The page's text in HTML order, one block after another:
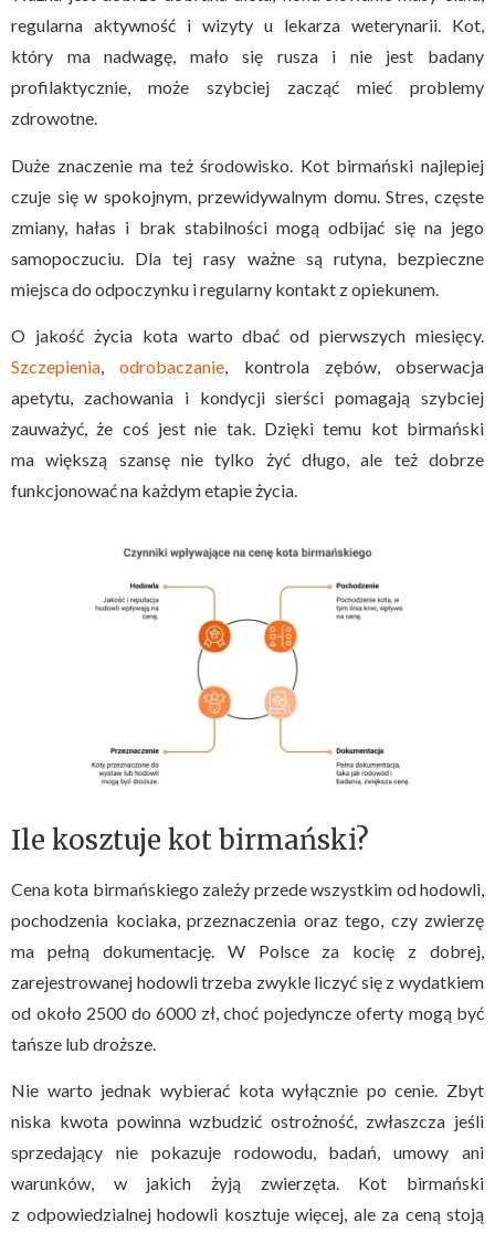
regularna aktywność i wizyty u lekarza weterynarii. Kot,
który ma nadwagę, mało się rusza i nie jest badany
profilaktycznie, może szybciej zacząć mieć problemy
zdrowotne.
Duże znaczenie ma też środowisko. Kot birmański najlepiej
czuje się w spokojnym, przewidywalnym domu. Stres, częste
zmiany, hałas i brak stabilności mogą odbijać się na jego
samopoczuciu. Dla tej rasy ważne są rutyna, bezpieczne
miejsca do odpoczynku i regularny kontakt z opiekunem.
O jakość życia kota warto dbać od pierwszych miesięcy.
Szczepienia,odrobaczanie, kontrola zębów, obserwacja
apetytu, zachowania i kondycji sierści pomagają szybciej
zauważyć, że coś jest nie tak. Dzięki temu kot birmański
ma większą szansę nie tylko żyć długo, ale też dobrze
funkcjonować na każdym etapie życia.
Ile kosztuje kot birmański?
Cena kota birmańskiego zależy przede wszystkim od hodowli,
pochodzenia kociaka, przeznaczenia oraz tego, czy zwierzę
ma pełną dokumentację. W Polsce za kocię z dobrej,
zarejestrowanej hodowli trzeba zwykle liczyć się z wydatkiem
od około 2500 do 6000 zł, choć pojedyncze oferty mogą być
tańsze lub droższe.
Nie warto jednak wybierać kota wyłącznie po cenie. Zbyt
niska kwota powinna wzbudzić ostrożność, zwłaszcza jeśli
sprzedający nie pokazuje rodowodu, badań, umowy ani
warunków, w jakich żyją zwierzęta. Kot birmański
z odpowiedzialnej hodowli kosztuje więcej, ale za ceną stoją